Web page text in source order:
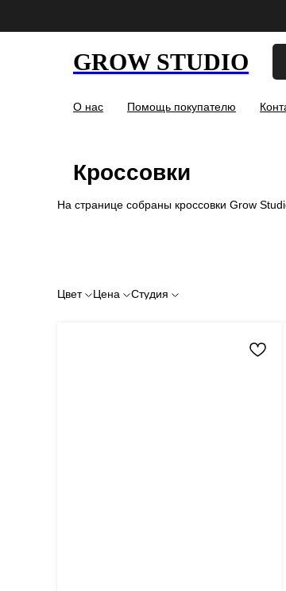
GROW STUDIO
О нас Помощь покупателю
Кроссовки
На странице собраны кроссовки Grow
Цвет Цена Студия